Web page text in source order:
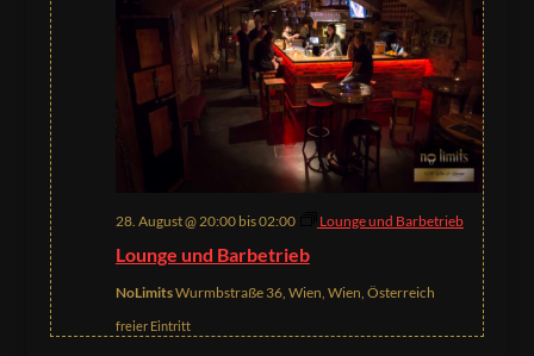
Lounge und Barbetrieb
28. August @ 20:00bis02:00 Lounge und Barbetrieb
NoLimitsWurmbstraße 36, Wien, Wien, Österreich
freier Eintritt